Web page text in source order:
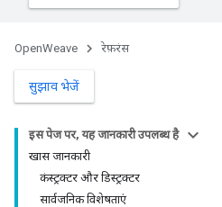
OpenWeave रेफ़रंस
सुझाव भेजें
इस पेज पर, यह जानकारी उपलब्ध है
खास जानकारी
कंस्ट्रक्टर और डिस्ट्रक्टर
सार्वजनिक विशेषताएं